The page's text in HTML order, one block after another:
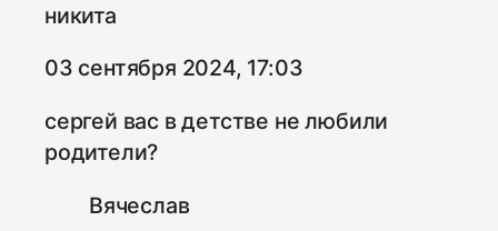
никита
03 сентября 2024, 17:03
сергей вас в детстве не любили
родители?
Вячеслав